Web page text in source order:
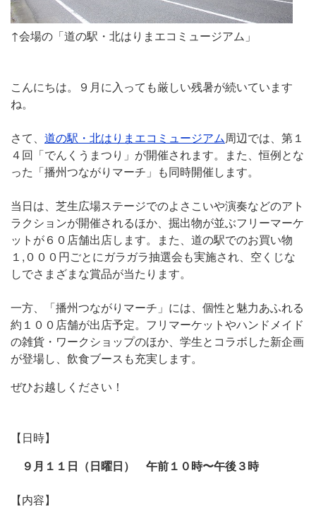
↑会場の「道の駅・北はりまエコミュージアム」
こんにちは。９月に入っても厳しい残暑が続いています
ね。
さて、 道の駅・北はりまエコミュージアム周辺では、第１
４回「でんくうまつり」が開催されます。また、恒例とな
った「播州つながりマーチ」も同時開催します。
当日は、芝生広場ステージでのよさこいや演奏などのアト
ラクションが開催されるほか、掘出物が並ぶフリーマーケ
ットが６０店舗出店します。また、道の駅でのお買い物
１,０００円ごとにガラガラ抽選会も実施され、空くじな
しでさまざまな賞品が当たります。
一方、「播州つながりマーチ」には、個性と魅力あふれる
約１００店舗が出店予定。フリマーケットやハンドメイド
の雑貨・ワークショップのほか、学生とコラボした新企画
が登場し、飲食ブースも充実します。
ぜひお越しください！
【日時】
９月１１日（日曜日） 午前１０時〜午後３時
【内容】